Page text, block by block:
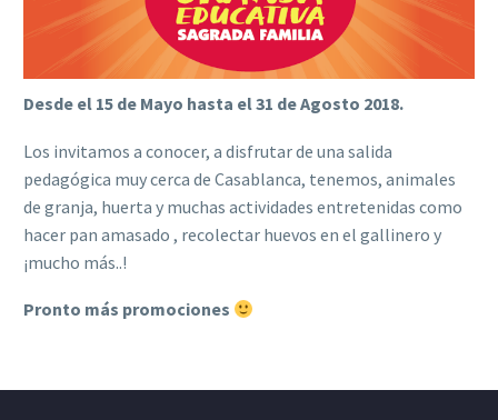
Desde el 15 de Mayo hasta el 31 de Agosto 2018.
Los invitamos a conocer, a disfrutar de una salida
pedagógica muy cerca de Casablanca, tenemos, animales
de granja, huerta y muchas actividades entretenidas como
hacer pan amasado , recolectar huevos en el gallinero y
¡mucho más..!
Pronto más promociones